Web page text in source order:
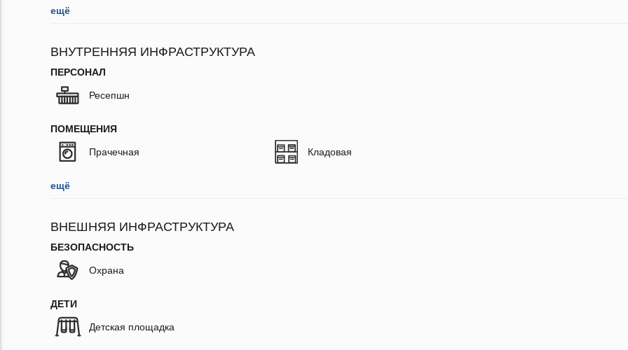
ещё
ВНУТРЕННЯЯ ИНФРАСТРУКТУРА
ПЕРСОНАЛ
Ресепшн
ПОМЕЩЕНИЯ
Прачечная Кладовая
ещё
ВНЕШНЯЯ ИНФРАСТРУКТУРА
БЕЗОПАСНОСТЬ
Охрана
ДЕТИ
Детская площадка